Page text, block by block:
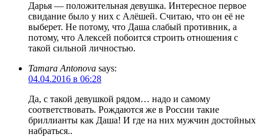
Дарья — положительная девушка. Интересное первое
свидание было у них с Алёшей. Считаю, что он её не
выберет. Не потому, что Даша слабый противник, а
потому, что Алексей побоится строить отношения с
такой сильной личностью.
Tamara Antonova says:
04.04.2016 в 06:28
Да, с такой девушкой рядом… надо и самому
соответствовать. Рождаются же в России такие
бриллианты как Даша! И где на них мужчин достойных
набраться..